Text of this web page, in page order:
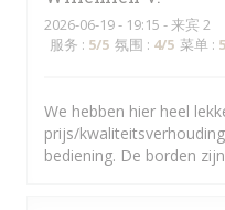
2026-06-19- 19:15 - 来宾 2
服务 : 5/5 氛围 : 4/5 菜单 : 5
We hebben hier heel
prijs/
bediening. De borden